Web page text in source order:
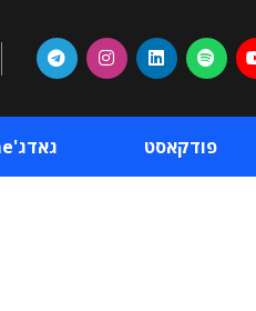
פודקאסט גאדג'Time